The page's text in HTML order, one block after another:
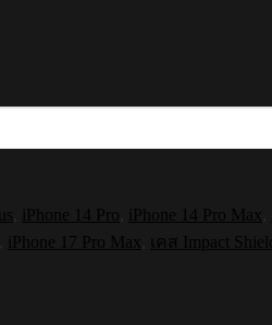
iPhone 14 Pro iPhone 14 Pro Max
iPhone 17 Pro Max เคส Impact Shield